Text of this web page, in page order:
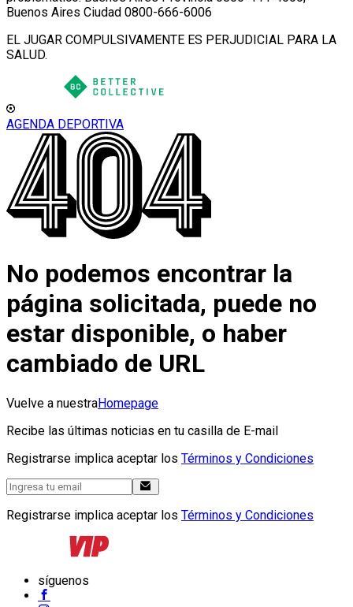
Buenos Aires Ciudad 0800-666-6006
EL JUGAR COMPULSIVAMENTE ES PERJUDICIAL PARA LA
SALUD.
AGENDA DEPORTIVA
No podemos encontrar la
página solicitada, puede no
estar disponible, o haber
cambiado de URL
Vuelve a nuestraHomepage
Recibe las últimas noticias en tu casilla de E-mail
Registrarse implica aceptar los Términos y Condiciones
Registrarse implica aceptar los Términos y Condiciones
síguenos